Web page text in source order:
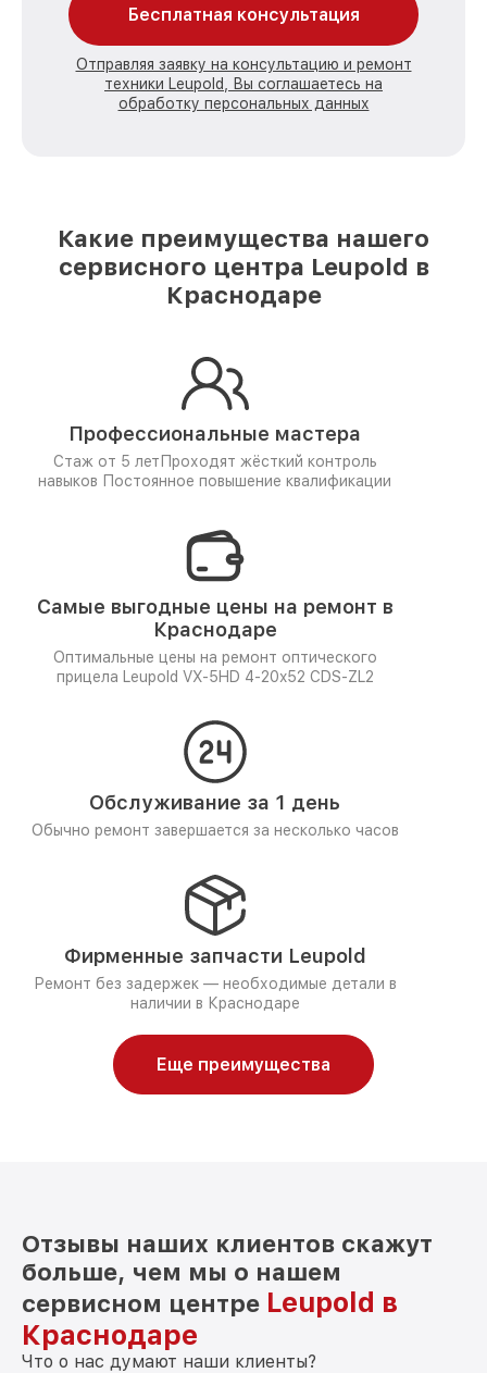
Бесплатная консультация
Отправляя заявку на консультацию и ремонт
техники Leupold, Вы соглашаетесь на
обработку персональных данных
Какие преимущества нашего
сервисного центра Leupold в
Краснодаре
Профессиональные мастера
Стаж от 5 лет Проходят жёсткий контроль
навыков Постоянное повышение квалификации
Самые выгодные цены на ремонт в
Краснодаре
Оптимальные цены на ремонт оптического
прицела Leupold VX-5HD 4-20x52 CDS-ZL2
Обслуживание за 1 день
Обычно ремонт завершается за несколько часов
Фирменные запчасти Leupold
Ремонт без задержек — необходимые детали в
наличии в Краснодаре
Еще преимущества
Отзывы наших клиентов скажут
больше, чем мы о нашем
сервисном центре Leupold в
Краснодаре
Что о нас думают наши клиенты?